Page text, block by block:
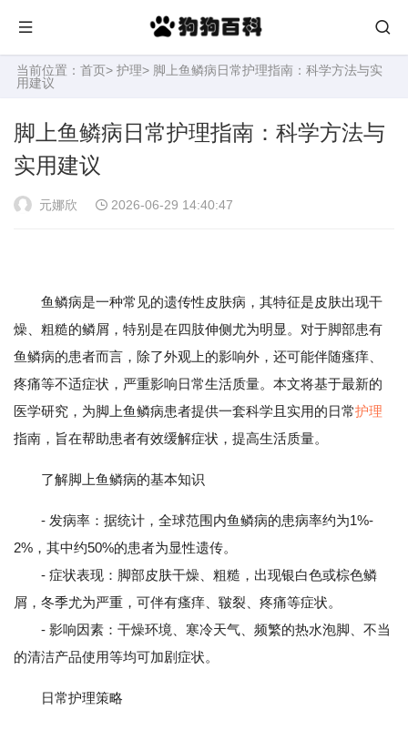
当前位置： 首页> 护理> 脚上鱼鳞病日常护理指南：科学方法与实
用建议
脚上鱼鳞病日常护理指南：科学方法与
实用建议
元娜欣 2026-06-29 14:40:47
鱼鳞病是一种常见的遗传性皮肤病，其特征是皮肤出现干
燥、粗糙的鳞屑，特别是在四肢伸侧尤为明显。对于脚部患有
鱼鳞病的患者而言，除了外观上的影响外，还可能伴随瘙痒、
疼痛等不适症状，严重影响日常生活质量。本文将基于最新的
医学研究，为脚上鱼鳞病患者提供一套科学且实用的日常护理
指南，旨在帮助患者有效缓解症状，提高生活质量。
了解脚上鱼鳞病的基本知识
- 发病率：据统计，全球范围内鱼鳞病的患病率约为1%-
2%，其中约50%的患者为显性遗传。
- 症状表现：脚部皮肤干燥、粗糙，出现银白色或棕色鳞
屑，冬季尤为严重，可伴有瘙痒、皲裂、疼痛等症状。
- 影响因素：干燥环境、寒冷天气、频繁的热水泡脚、不当
的清洁产品使用等均可加剧症状。
日常护理策略